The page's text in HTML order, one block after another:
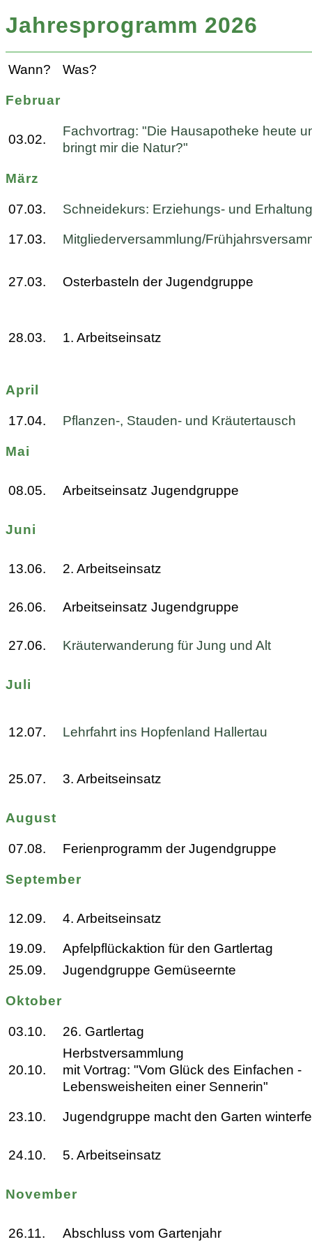
Jahresprogramm 2026
Wann? Was?
Februar
03.02.
Fachvortrag: "Die Hausapotheke heute
bringt mir die Natur?"
März
07.03. Schneidekurs: Erziehungs- und
17.03. Mitgliederversammlung/
27.03. Osterbasteln der Jugendgruppe
28.03. 1. Arbeitseinsatz
April
17.04. Pflanzen-, Stauden- und Kräutertausch
Mai
08.05. Arbeitseinsatz Jugendgruppe
Juni
13.06. 2. Arbeitseinsatz
26.06. Arbeitseinsatz Jugendgruppe
27.06. Kräuterwanderung für Jung und Alt
Juli
12.07. Lehrfahrt ins Hopfenland Hallertau
25.07. 3. Arbeitseinsatz
August
07.08. Ferienprogramm der Jugendgruppe
September
12.09. 4. Arbeitseinsatz
19.09.
Apfelpflückaktion für den Gartlertag
25.09.
Jugendgruppe Gemüseernte
Oktober
03.10. 26. Gartlertag
20.10.
Herbstversammlung
mit Vortrag: "Vom Glück des Einfachen -
Lebensweisheiten einer Sennerin"
23.10. Jugendgruppe macht den Garten
24.10. 5. Arbeitseinsatz
November
26.11. Abschluss vom Gartenjahr